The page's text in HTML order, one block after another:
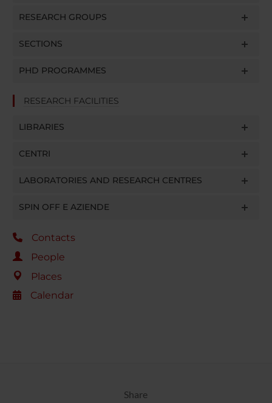
RESEARCH GROUPS
SECTIONS
PHD PROGRAMMES
RESEARCH FACILITIES
LIBRARIES
CENTRI
LABORATORIES AND RESEARCH CENTRES
SPIN OFF E AZIENDE
Contacts
People
Places
Calendar
Share